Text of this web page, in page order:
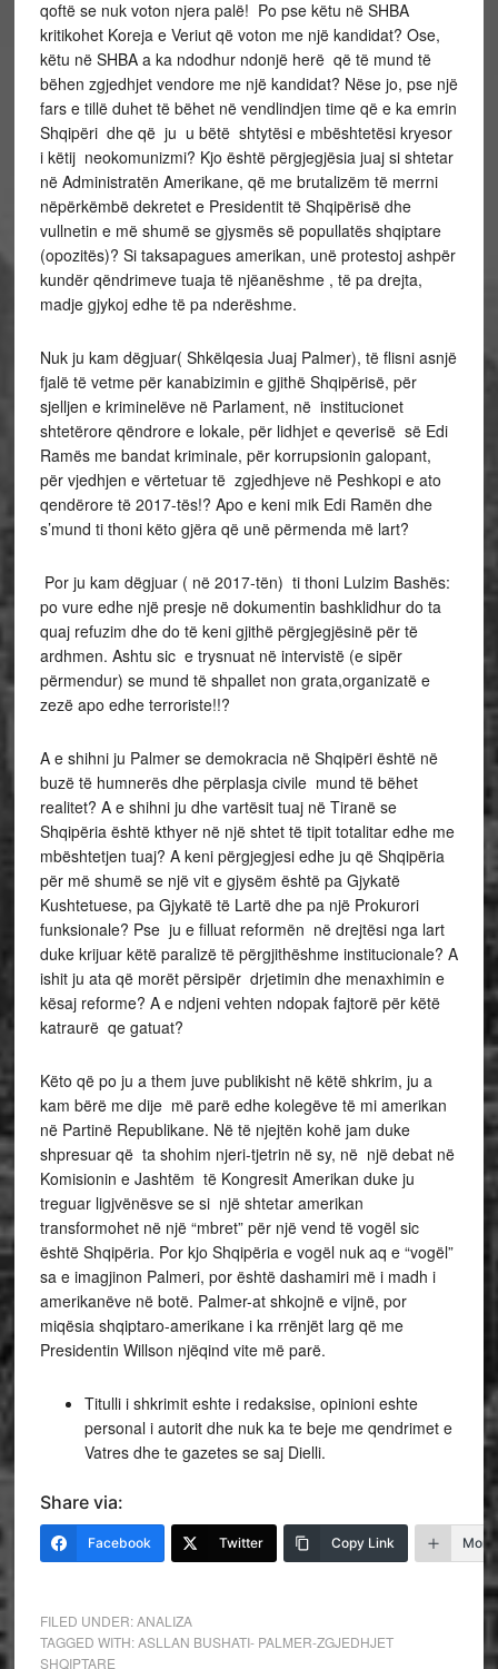
qoftë se nuk voton njera palë! Po pse këtu në SHBA
kritikohet Koreja e Veriut që voton me një kandidat? Ose,
këtu në SHBA a ka ndodhur ndonjë herë që të mund të
bëhen zgjedhjet vendore me një kandidat? Nëse jo, pse një
fars e tillë duhet të bëhet në vendlindjen time që e ka emrin
Shqipëri dhe që ju u bëtë shtytësi e mbështetësi kryesor
i këtij neokomunizmi? Kjo është përgjegjësia juaj si shtetar
në Administratën Amerikane, që me brutalizëm të merrni
nëpërkëmbë dekretet e Presidentit të Shqipërisë dhe
vullnetin e më shumë se gjysmës së popullatës shqiptare
(opozitës)? Si taksapagues amerikan, unë protestoj ashpër
kundër qëndrimeve tuaja të njëanëshme , të pa drejta,
madje gjykoj edhe të pa nderëshme.
Nuk ju kam dëgjuar( Shkëlqesia Juaj Palmer), të flisni asnjë
fjalë të vetme për kanabizimin e gjithë Shqipërisë, për
sjelljen e kriminelëve në Parlament, në institucionet
shtetërore qëndrore e lokale, për lidhjet e qeverisë së Edi
Ramës me bandat kriminale, për korrupsionin galopant,
për vjedhjen e vërtetuar të zgjedhjeve në Peshkopi e ato
qendërore të 2017-tës!? Apo e keni mik Edi Ramën dhe
s’mund ti thoni këto gjëra që unë përmenda më lart?
Por ju kam dëgjuar ( në 2017-tën) ti thoni Lulzim Bashës:
po vure edhe një presje në dokumentin bashklidhur do ta
quaj refuzim dhe do të keni gjithë përgjegjësinë për të
ardhmen. Ashtu sic e trysnuat në intervistë (e sipër
përmendur) se mund të shpallet non grata,organizatë e
zezë apo edhe terroriste!!?
A e shihni ju Palmer se demokracia në Shqipëri është në
buzë të humnerës dhe përplasja civile mund të bëhet
realitet? A e shihni ju dhe vartësit tuaj në Tiranë se
Shqipëria është kthyer në një shtet të tipit totalitar edhe me
mbështetjen tuaj? A keni përgjegjesi edhe ju që Shqipëria
për më shumë se një vit e gjysëm është pa Gjykatë
Kushtetuese, pa Gjykatë të Lartë dhe pa një Prokurori
funksionale? Pse ju e filluat reformën në drejtësi nga lart
duke krijuar këtë paralizë të përgjithëshme institucionale? A
ishit ju ata që morët përsipër drjetimin dhe menaxhimin e
kësaj reforme? A e ndjeni vehten ndopak fajtorë për këtë
katraurë qe gatuat?
Këto që po ju a them juve publikisht në këtë shkrim, ju a
kam bërë me dije më parë edhe kolegëve të mi amerikan
në Partinë Republikane. Në të njejtën kohë jam duke
shpresuar që ta shohim njeri-tjetrin në sy, në një debat në
Komisionin e Jashtëm të Kongresit Amerikan duke ju
treguar ligjvënësve se si një shtetar amerikan
transformohet në një “mbret” për një vend të vogël sic
është Shqipëria. Por kjo Shqipëria e vogël nuk aq e “vogël”
sa e imagjinon Palmeri, por është dashamiri më i madh i
amerikanëve në botë. Palmer-at shkojnë e vijnë, por
miqësia shqiptaro-amerikane i ka rrënjët larg që me
Presidentin Willson njëqind vite më parë.
Titulli i shkrimit eshte i redaksise, opinioni eshte
personal i autorit dhe nuk ka te beje me qendrimet e
Vatres dhe te gazetes se saj Dielli.
Share via:
Facebook Twitter Copy Link More
FILED UNDER:ANALIZA
TAGGED WITH:ASLLAN BUSHATI- PALMER-ZGJEDHJET
SHQIPTARE